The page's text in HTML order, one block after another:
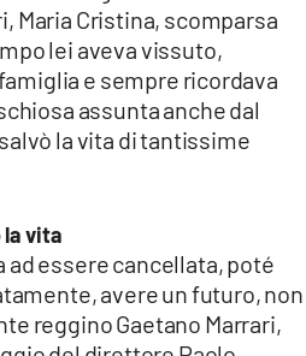
Maria Cristina, scomparsa
lei aveva vissuto,
e sempre ricordava
assunta anche dal
la vita di tantissime
la vita
ad essere cancellata, poté
avere un futuro, non
reggino Gaetano Marrari,